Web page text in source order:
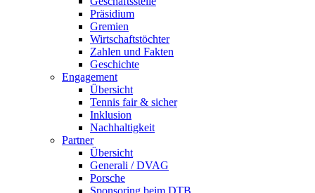
Präsidium
Gremien
Wirtschaftstöchter
Zahlen und Fakten
Geschichte
Engagement
Übersicht
Tennis fair & sicher
Inklusion
Nachhaltigkeit
Partner
Übersicht
Generali / DVAG
Porsche
Sponsoring beim DTB